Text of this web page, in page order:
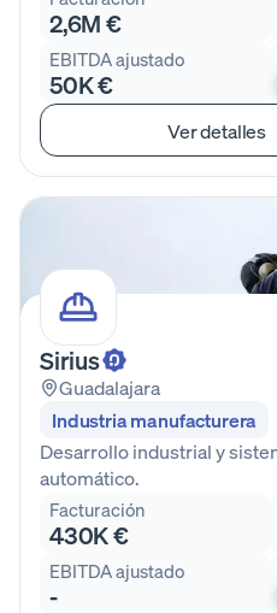
2,6M €
EBITDA ajustado
50K €
Ver detalles
Sirius
Guadalajara
Industria manufacturera
Desarrollo industrial y
automático.
Facturación
430K €
EBITDA ajustado
-